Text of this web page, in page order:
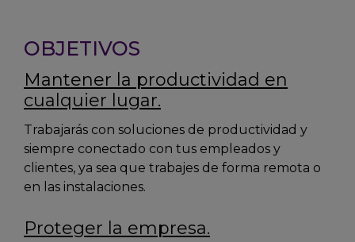
OBJETIVOS
Mantener la productividad en
cualquier lugar.
Trabajarás con soluciones de productividad y
siempre conectado con tus empleados y
clientes, ya sea que trabajes de forma remota o
en las instalaciones.
Proteger la empresa.